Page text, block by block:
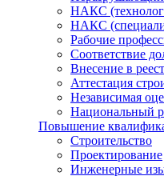
НАКС
НАКС
Рабочие
Соответствие
Внесение в
Аттестация
Независимая
Национальный
Повышение
Строительство
Проектирование
Инженерные